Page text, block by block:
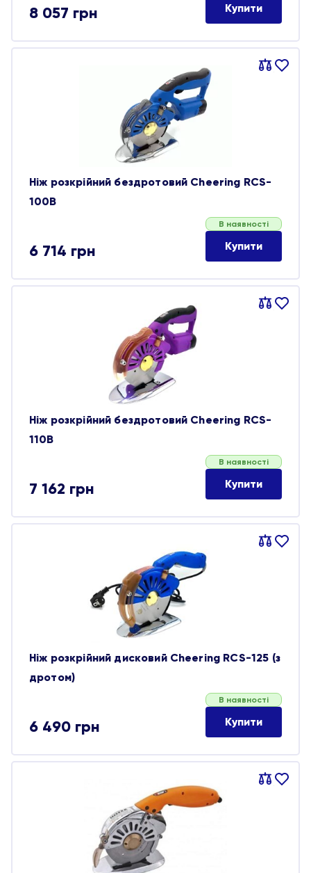
8 057 грн Купити
Порівняти
В
Ніж розкрійний бездротовий Cheering RCS-
100B
6 714 грн
В наявності
Купити
Порівняти
В
Ніж розкрійний бездротовий Cheering RCS-
110B
7 162 грн
В наявності
Купити
Порівняти
В
Ніж розкрійний дисковий Cheering RCS-125 (з
дротом)
6 490 грн
В наявності
Купити
Порівняти
В